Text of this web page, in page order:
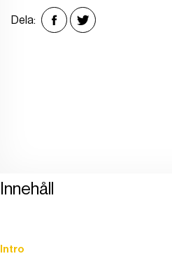
Dela:
Innehåll
Intro